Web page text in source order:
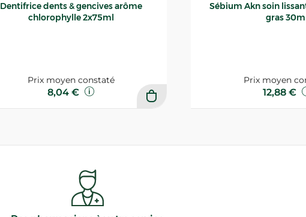
Dentifrice dents & gencives arôme
chlorophylle 2x75ml
Prix moyen constaté
8,04 €
Sébium Akn soin lissant
gras
Prix moyen
12,88 €